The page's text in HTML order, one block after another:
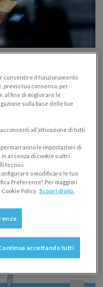
quelli in contanti:
una necessità per
consentire il funzionamento
previo tuo consenso, per
al fine di migliorare le
sulla base delle tue
all’attivazione di tutti
le impostazioni di
assenza di cookie o altri
tecnici.
o modificare le tue
Preferenze". Per maggiori
Policy. Scopri di più.
accettando tutti